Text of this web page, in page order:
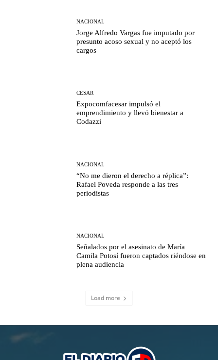
NACIONAL
Jorge Alfredo Vargas fue imputado por
presunto acoso sexual y no aceptó los
cargos
CESAR
Expocomfacesar impulsó el
emprendimiento y llevó bienestar a
Codazzi
NACIONAL
“No me dieron el derecho a réplica”:
Rafael Poveda responde a las tres
periodistas
NACIONAL
Señalados por el asesinato de María
Camila Potosí fueron captados riéndose en
plena audiencia
Load more